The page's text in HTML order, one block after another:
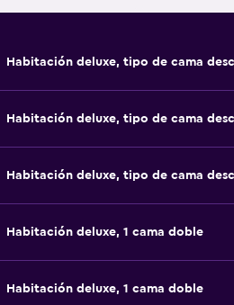
Habitación deluxe, tipo de cama
Habitación deluxe, tipo de cama
Habitación deluxe, tipo de cama
Habitación deluxe, 1 cama doble
Habitación deluxe, 1 cama doble